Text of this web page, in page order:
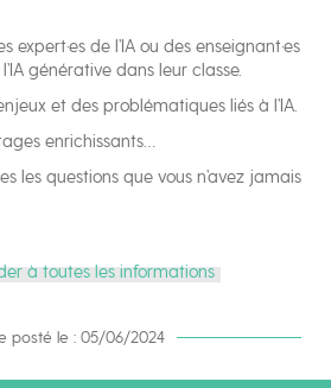
de l’IA ou des enseignant·es
générative dans leur classe.
et des problématiques liés à l’IA.
enrichissants…
les questions que vous n’avez jamais
à toutes les informations
posté le : 05/06/2024